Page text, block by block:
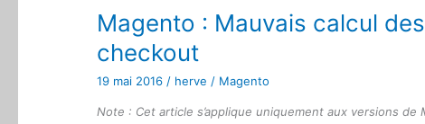
Magento : Mauvais calcul
checkout
19 mai 2016 / herve / Magento
Note : Cet article s’applique uniquement aux versions de